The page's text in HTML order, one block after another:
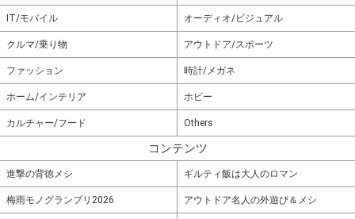
IT/モバイル オーディオ/ビジュアル
クルマ/乗り物 アウトドア/スポーツ
ファッション 時計/メガネ
ホーム/インテリア ホビー
カルチャー/フード Others
コンテンツ
進撃の背徳メシ ギルティ飯は大人のロマン
梅雨モノグランプリ2026 アウトドア名人の外遊び＆メシ